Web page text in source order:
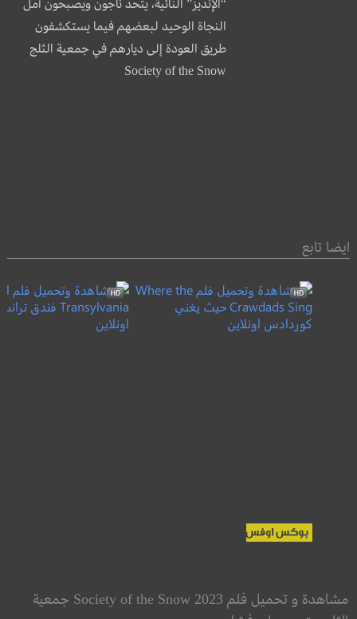
“الإنديز” النائية، يتّحد ناجون ويصبحون أمل
النجاة الوحيد لبعضهم فيما يستكشفون
طريق العودة إلى ديارهم في جمعية الثلج
Society of the Snow
ايضا تابع
حيث يغني كوردادس
فندقمشاهدة و تحميل فلم Society of the Snow 2023 جمعية